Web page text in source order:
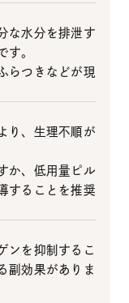
な水分を排泄す
す。
らつきなどが現
り、生理不順が
か、低用量ピル
することを推奨
ンを抑制するこ
副効果がありま